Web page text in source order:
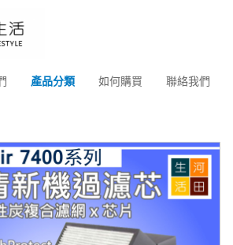
產品分類 如何購買 聯絡我們